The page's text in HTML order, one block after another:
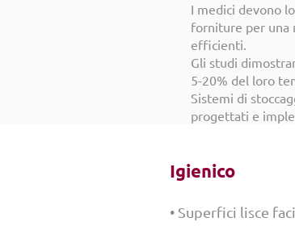
I medici devono
forniture per una
efficienti.
Gli studi
5-20% del loro
Sistemi di
progettati e
Igienico
• Superfici lisce